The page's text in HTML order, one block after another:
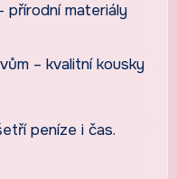
přírodní materiály
– kvalitní kousky
peníze i čas.